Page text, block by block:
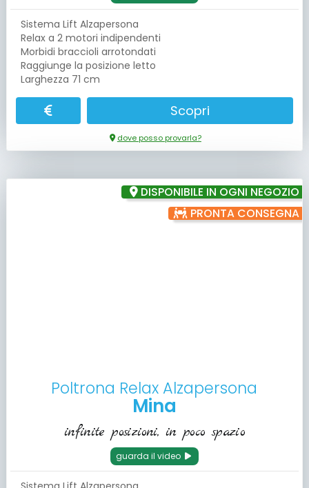
Sistema Lift Alzapersona
Relax a 2 motori indipendenti
Morbidi braccioli arrotondati
Raggiunge la posizione letto
Larghezza 71 cm
Scopri
dove posso provarla?
DISPONIBILE IN OGNI NEGOZIO
PRONTA CONSEGNA
Poltrona Relax Alzapersona
Mina
infinite posizioni, in poco spazio
guarda il video